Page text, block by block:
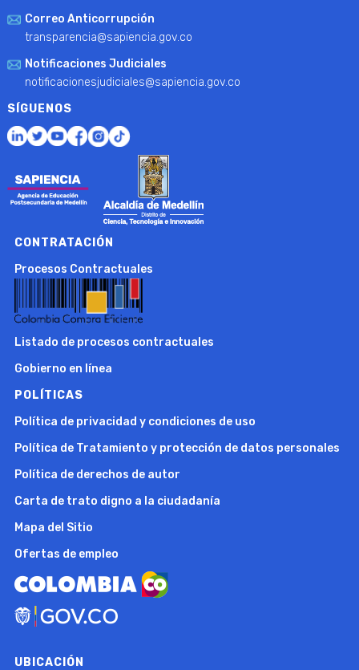
Correo Anticorrupción
transparencia@sapiencia.gov.co
Notificaciones Judiciales
notificacionesjudiciales@sapiencia.gov.co
SÍGUENOS
CONTRATACIÓN
Procesos Contractuales
Listado de procesos contractuales
Gobierno en línea
POLÍTICAS
Política de privacidad y condiciones de uso
Política de Tratamiento y protección de datos personales
Política de derechos de autor
Carta de trato digno a la ciudadanía
Mapa del Sitio
Ofertas de empleo
UBICACIÓN